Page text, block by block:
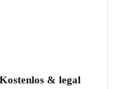
& legal